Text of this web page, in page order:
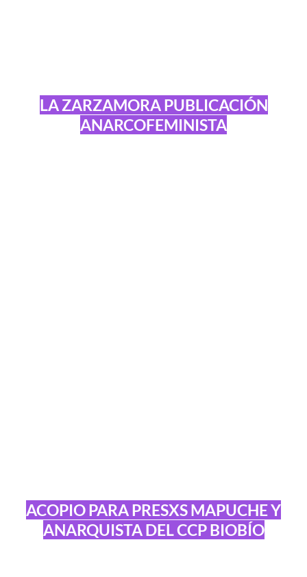
LA ZARZAMORA PUBLICACIÓN
ANARCOFEMINISTA
ACOPIO PARA PRESXS MAPUCHE Y
ANARQUISTA DEL CCP BIOBÍO